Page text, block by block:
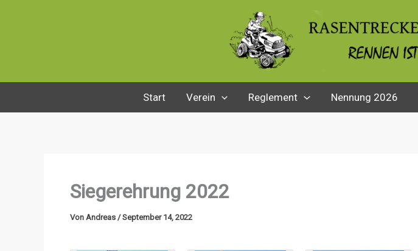
Start Verein Reglement Nennung 2026
Siegerehrung 2022
Von Andreas /September 14, 2022